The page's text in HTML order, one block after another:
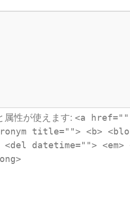
属性が使えます: <a
title=""> <b>
<del datetime="">